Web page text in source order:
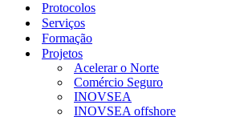
Protocolos
Serviços
Formação
Projetos
Acelerar o Norte
Comércio Seguro
INOVSEA
INOVSEA offshore